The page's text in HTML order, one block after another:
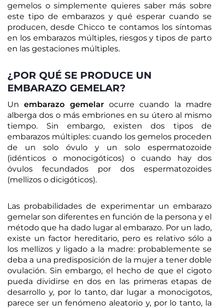
gemelos o simplemente quieres saber más sobre
este tipo de embarazos y qué esperar cuando se
producen, desde Chicco te contamos los síntomas
en los embarazos múltiples, riesgos y tipos de parto
en las gestaciones múltiples.
¿POR QUÉ SE PRODUCE UN
EMBARAZO GEMELAR?
Unembarazo gemelarocurre cuando la madre
alberga dos o más embriones en su útero al mismo
tiempo. Sin embargo, existen dos tipos de
embarazos múltiples: cuando los gemelos proceden
de un solo óvulo y un solo espermatozoide
(idénticos o monocigóticos) o cuando hay dos
óvulos fecundados por dos espermatozoides
(mellizos o dicigóticos).
Las probabilidades de experimentar un embarazo
gemelar son diferentes en función de la persona y el
método que ha dado lugar al embarazo. Por un lado,
existe un factor hereditario, pero es relativo sólo a
los mellizos y ligado a la madre: probablemente se
deba a una predisposición de la mujer a tener doble
ovulación. Sin embargo, el hecho de que el cigoto
pueda dividirse en dos en las primeras etapas de
desarrollo y, por lo tanto, dar lugar a monocigotos,
parece ser un fenómeno aleatorio y, por lo tanto, la